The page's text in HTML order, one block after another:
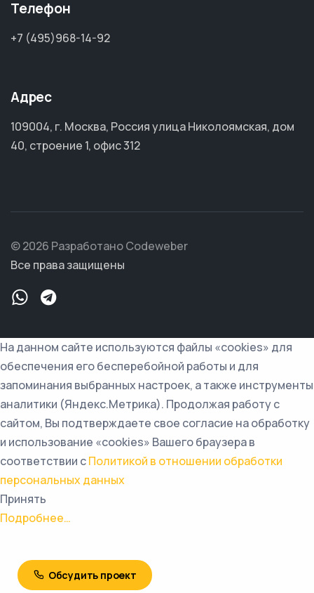
Телефон
+7 (495)968-14-92
Адрес
109004, г. Москва, Россия улица Николоямская, дом
40, строение 1, офис 312
© 2026 Разработано Codeweber
Все права защищены
На данном сайте используются файлы «cookies» для
обеспечения его бесперебойной работы и для
запоминания выбранных настроек, а также инструменты
аналитики (Яндекс.Метрика). Продолжая работу с
сайтом, Вы подтверждаете свое согласие на обработку
и использование «cookies» Вашего браузера в
соответствии сПолитикой в отношении обработки
персональных данных
Принять
Подробнее…
Обсудить проект